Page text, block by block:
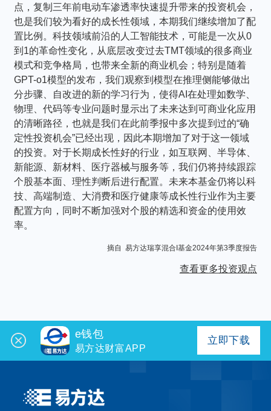
点，复制三年前电动车渗透率快速提升带来的投资机会，
也是我们较为看好的成长性领域，本期我们继续增加了配
置比例。科技领域前沿的人工智能技术，可能是一次从0
到1的革命性变化，从底层改变过去TMT领域的很多商业
模式和竞争格局，也带来全新的商业机会；特别是随着
GPT-o1模型的发布，我们观察到模型在推理侧能够做出
分步骤、自改进的新的学习行为，使得AI在处理如数学、
物理、代码等专业问题时显示出了未来达到可商业化应用
的清晰路径，也就是我们在此前季报中多次提到过的“确
定性投资机会”已经出现，因此本期增加了对于这一领域
的投资。对于长期成长性好的行业，如互联网、半导体、
新能源、新材料、医疗器械与服务等，我们仍将持续跟踪
个股基本面、理性判断后进行配置。未来本基金仍将以科
技、高端制造、大消费和医疗健康等成长性行业作为主要
配置方向，同时不断加强对个股的精选和资金的使用效
率。
摘自 易方达瑞享混合I基金2024年第3季度报告
查看更多投资观点
e钱包
易方达财富APP
立即下载